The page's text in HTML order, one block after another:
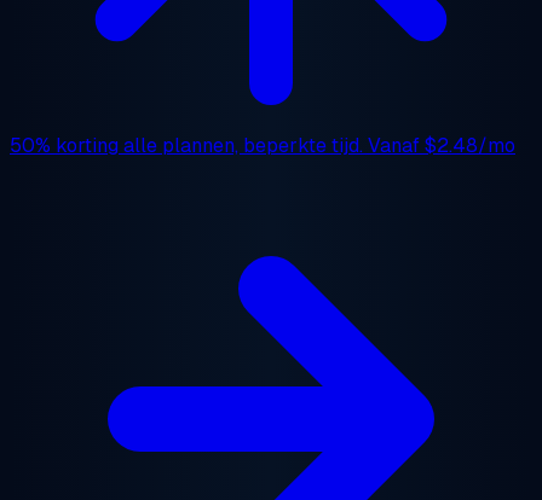
50% korting alle plannen, beperkte tijd. Vanaf$2.48/mo